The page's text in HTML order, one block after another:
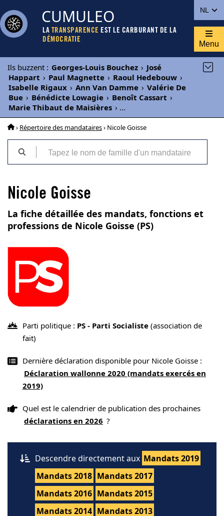
NL
CUMULEO
LA TRANSPARENCE EST LE CARBURANT DE LA
DÉMOCRATIE
Menu
Ils buzzent : Georges-Louis Bouchez › José
Happart › Paul Magnette › Raoul Hedebouw ›
Isabelle Rigaux › Ann Van Damme › Valérie De
Bue › Bénédicte Lowagie › Benoît Cassart ›
Marie Thibaut de Maisières › ...
› Répertoire des mandataires› Nicole Goisse
Nicole Goisse
La fiche détaillée des mandats, fonctions et
professions de Nicole Goisse (PS)
Parti politique : PS - Parti Socialiste (association de
fait)
Dernière déclaration disponible pour Nicole Goisse :
Déclaration wallonne 2020 (mandats exercés en
2019)
Quel est le calendrier de publication des prochaines
déclarations en 2026 ?
Descendre directement aux Mandats 2019
Mandats 2018 Mandats 2017
Mandats 2016 Mandats 2015
Mandats 2014 Mandats 2013